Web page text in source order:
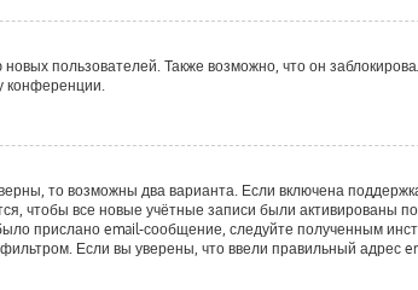
пользователей. Также возможно, что он
конференции.
то возможны два варианта. Если включена
чтобы все новые учётные записи были активированы
прислано email-сообщение, следуйте полученным
Если вы уверены, что ввели правильный адрес